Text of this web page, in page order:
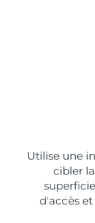
Utilise une
cibler
d'accès
Émirats
Ouzbékistan
Viêt Nam